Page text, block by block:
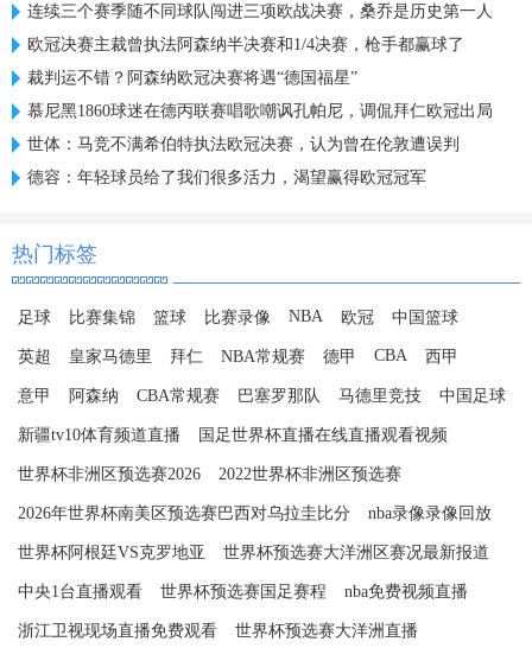
连续三个赛季随不同球队闯进三项欧战决赛，桑乔是历史第一人
欧冠决赛主裁曾执法阿森纳半决赛和1/4决赛，枪手都赢球了
裁判运不错？阿森纳欧冠决赛将遇“德国福星”
慕尼黑1860球迷在德丙联赛唱歌嘲讽孔帕尼，调侃拜仁欧冠出局
世体：马竞不满希伯特执法欧冠决赛，认为曾在伦敦遭误判
德容：年轻球员给了我们很多活力，渴望赢得欧冠冠军
热门标签
足球 比赛集锦 篮球 比赛录像 NBA 欧冠 中国篮球
英超 皇家马德里 拜仁 NBA常规赛 德甲 CBA 西甲
意甲 阿森纳 CBA常规赛 巴塞罗那队 马德里竞技 中国足球
新疆tv10体育频道直播 国足世界杯直播在线直播观看视频
世界杯非洲区预选赛2026 2022世界杯非洲区预选赛
2026年世界杯南美区预选赛巴西对乌拉圭比分 nba录像录像回放
世界杯阿根廷VS克罗地亚 世界杯预选赛大洋洲区赛况最新报道
中央1台直播观看 世界杯预选赛国足赛程 nba免费视频直播
浙江卫视现场直播免费观看 世界杯预选赛大洋洲直播